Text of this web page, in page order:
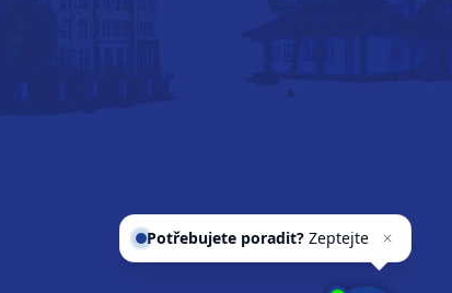
Potřebujete poradit?Zeptejte se
našeho asistentaChe